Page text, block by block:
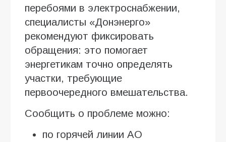
перебоями в электроснабжении,
специалисты «Донэнерго»
рекомендуют фиксировать
обращения: это помогает
энергетикам точно определять
участки, требующие
первоочередного вмешательства.
Сообщить о проблеме можно:
по горячей линии АО